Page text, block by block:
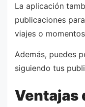
La aplicación
publicaciones
viajes o
Además, puedes
siguiendo tus
Ventajas